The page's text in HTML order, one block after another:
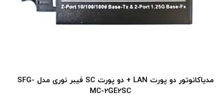
مدیاکانوتور دو پورت LAN + دو پورت SC فیبر نوری مدل SFG-
MC-2GE2SC